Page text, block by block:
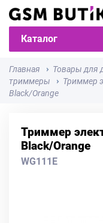
Каталог
Главная Товары для
триммеры
Триммер
Black/Orange
Триммер
Black/Orange
WG111E